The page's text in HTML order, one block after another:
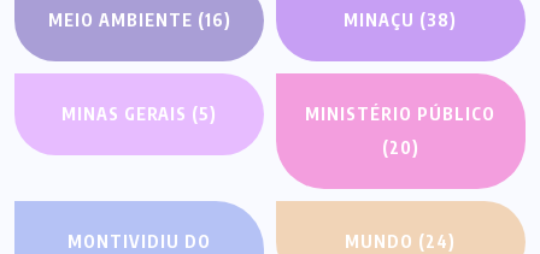
MEIO AMBIENTE (16) MINAÇU (38)
MINAS GERAIS (5)
MINISTÉRIO PÚBLICO
(20)
MONTIVIDIU DO
MUNDO (24)